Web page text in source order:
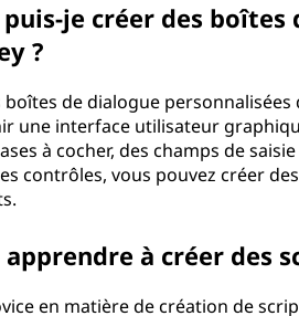
je créer des boîtes
?
boîtes de dialogue
une interface utilisateur
à cocher, des champs de
contrôles, vous pouvez créer
apprendre à créer des
en matière de création de